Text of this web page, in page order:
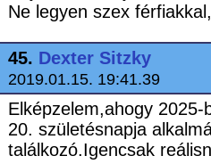
Ne legyen szex
45. Dexter Sitzky
2019.01.15. 19:41.39
Elképzelem,ahogy
20. születésnapja
találkozó.Igencsak